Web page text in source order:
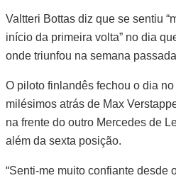
Valtteri Bottas diz que se sentiu
início da primeira volta” no dia
onde triunfou na semana
O piloto finlandês fechou o dia
milésimos atrás de Max
na frente do outro Mercedes de
além da sexta posição.
“Senti-me muito confiante desde